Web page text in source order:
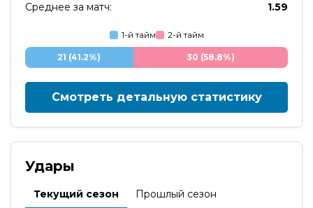
Среднее за матч: 1.59
1-й тайм 2-й тайм
21 (41.2%) 30 (58.8%)
Смотреть детальную статистику
Удары
Текущий сезон Прошлый сезон